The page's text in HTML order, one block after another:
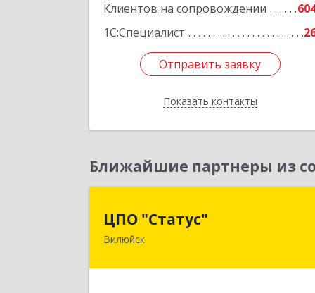
Клиентов на сопровождении
1С:Специалист
Отправить заявку
Показать контакты
Отправить заявку
Назад
Ближайшие партнеры из
ЦПО "Статус"
Вилюйск
677000, Саха /Якутия/ Респ, Якутск г,